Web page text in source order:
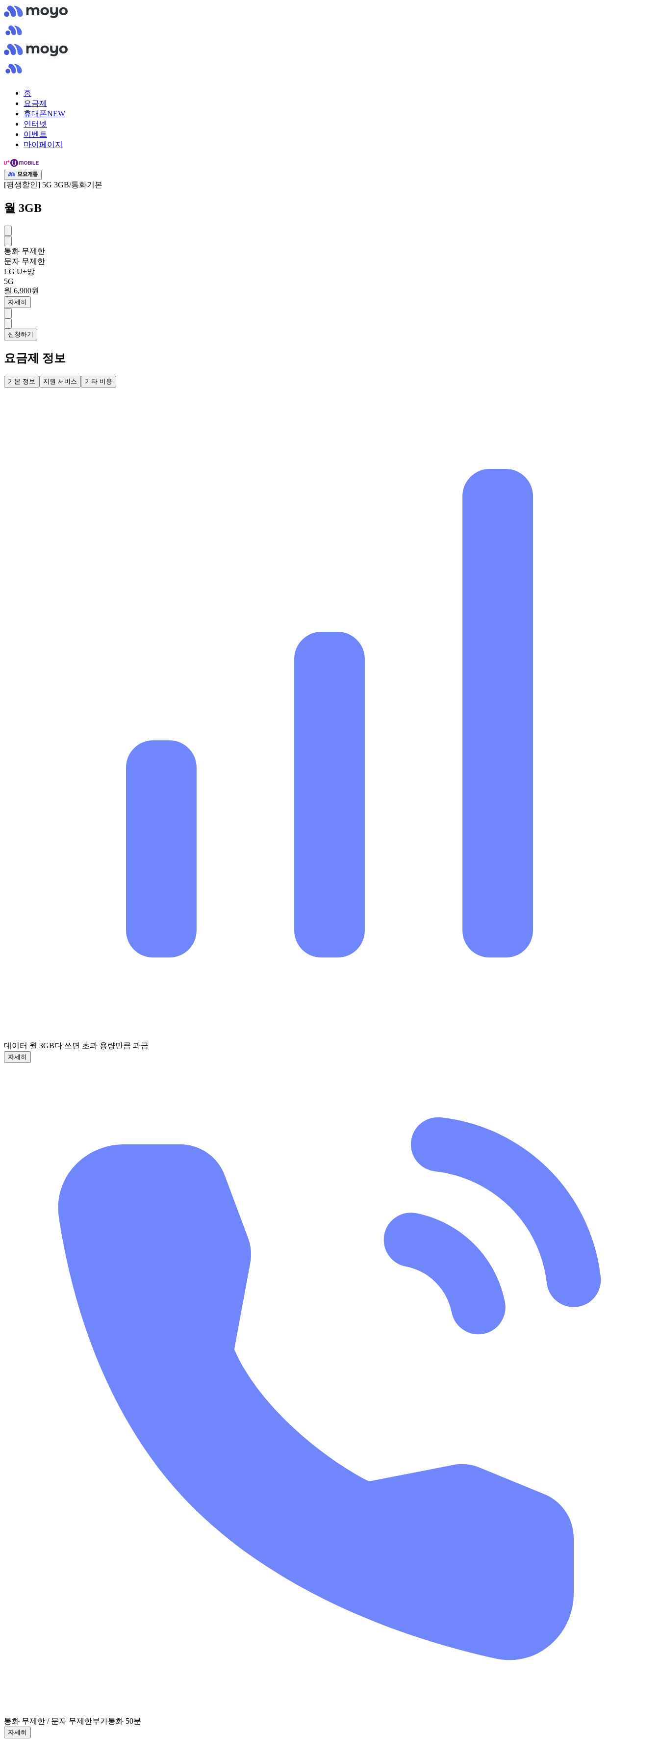
홈
요금제
휴대폰NEW
인터넷
이벤트
마이페이지
[평생할인] 5G 3GB/통화기본
월 3GB
통화 무제한
문자 무제한
LG U+망
5G
월 6,900원
자세히
신청하기
요금제 정보
기본 정보 지원 서비스 기타 비용
데이터 월 3GB다 쓰면 초과 용량만큼 과금
자세히
통화 무제한 / 문자 무제한부가통화 50분
자세히